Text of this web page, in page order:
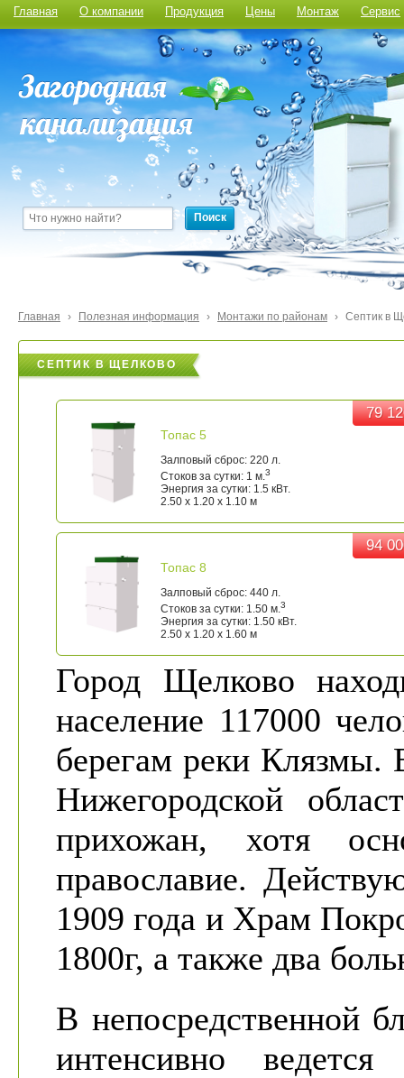
Главная О компании Продукция Цены Монтаж Сервис
Поиск
Главная › Полезная информация › Монтажи по районам › Септик в
СЕПТИК В ЩЕЛКОВО
79
79
Топас 5
Залповый сброс: 220 л.
Стоков за сутки: 1 м.3
Энергия за сутки: 1.5 кВт.
2.50 x 1.20 x 1.10 м
94
94
Топас 8
Залповый сброс: 440 л.
Стоков за сутки: 1.50 м.3
Энергия за сутки: 1.50 кВт.
2.50 x 1.20 x 1.60 м
Город Щелково
население 117000
берегам реки Клязмы.
Нижегородской
прихожан, хотя
православие.
1909 года и Храм
1800г, а также два
В непосредственной
интенсивно